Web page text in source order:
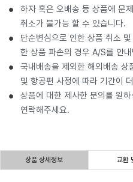
하자 혹은 오배송 등 상품에 문
취소가 불가능 할 수 있습니다.
단순변심으로 인한 상품 취소
한 상품 파손의 경우 A/S를 안
국내배송을 제외한 해외배송
및 항공편 사정에 따라 기간이
상품에 대한 제사한 문의를 원
연락해주세요.
상품 상세정보 교환